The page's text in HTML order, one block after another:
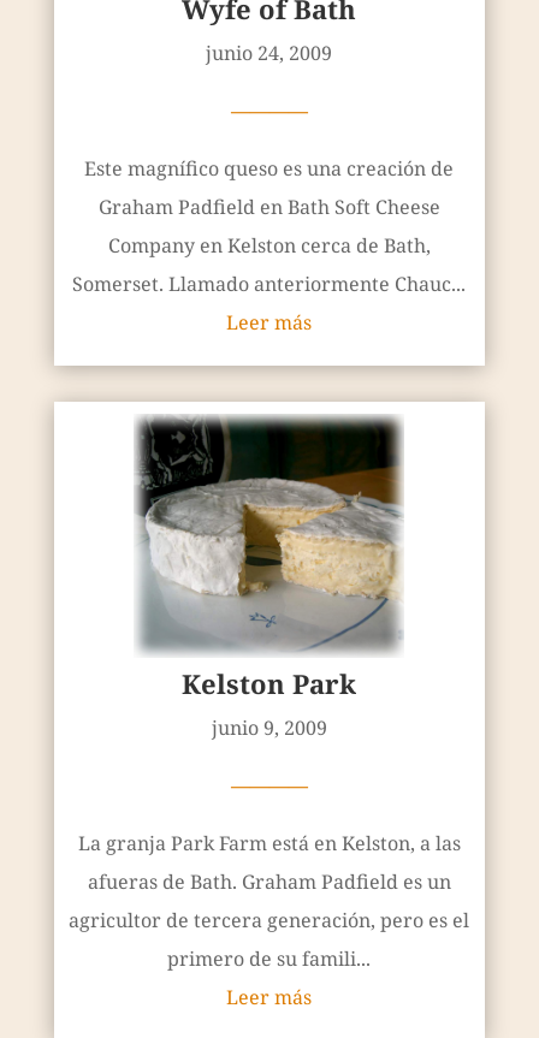
Wyfe of Bath
junio 24, 2009
————
Este magnífico queso es una creación de
Graham Padfield en Bath Soft Cheese
Company en Kelston cerca de Bath,
Somerset. Llamado anteriormente Chauc...
Leer más
Kelston Park
junio 9, 2009
————
La granja Park Farm está en Kelston, a las
afueras de Bath. Graham Padfield es un
agricultor de tercera generación, pero es el
primero de su famili...
Leer más